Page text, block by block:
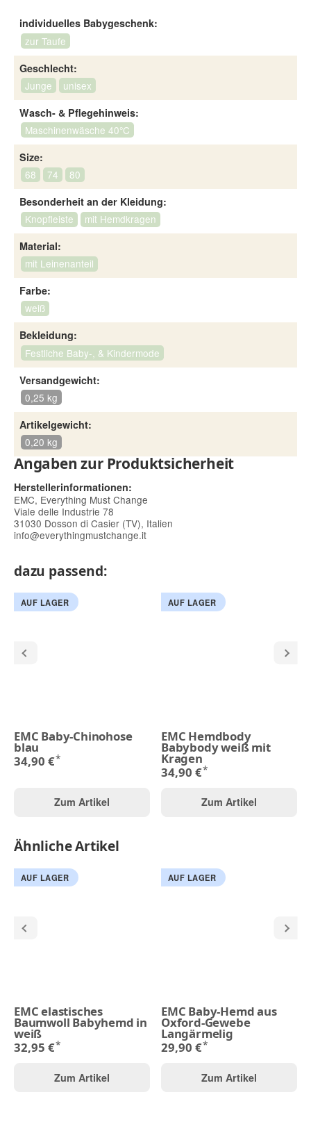
individuelles Babygeschenk:
zur Taufe
Geschlecht:
Junge
unisex
Wasch- & Pflegehinweis:
Maschinenwäsche 40°C
Size:
68
74
80
Besonderheit an der Kleidung:
Knopfleiste
mit Hemdkragen
Material:
mit Leinenanteil
Farbe:
weiß
Bekleidung:
Festliche Baby-, & Kindermode
Versandgewicht:
0,25 kg
Artikelgewicht:
0,20 kg
Angaben zur Produktsicherheit
Herstellerinformationen:
EMC, Everything Must Change
Viale delle Industrie 78
31030 Dosson di Casier (TV), Italien
info@everythingmustchange.it
dazu passend:
AUF LAGER
EMC Baby-Chinohose
blau
34,90 €*
Zum Artikel
AUF LAGER
EMC Hemdbody
Babybody weiß mit
Kragen
34,90 €*
Zum Artikel
Ähnliche Artikel
AUF LAGER
EMC elastisches
Baumwoll Babyhemd in
weiß
32,95 €*
Zum Artikel
AUF LAGER
EMC Baby-Hemd aus
Oxford-Gewebe
Langärmelig
29,90 €*
Zum Artikel